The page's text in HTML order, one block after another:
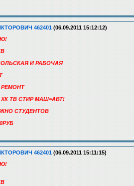
462401 (06.09.2011 15:12:12)
И РАБОЧАЯ
РЕМОНТ
ТВ СТИР МАШ=АВТ!
СТУДЕНТОВ
462401 (06.09.2011 15:11:15)